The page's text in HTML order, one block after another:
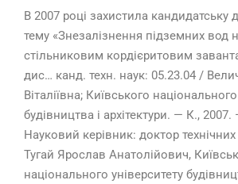
В 2007 році захистила кандидатську
тему «Знезалізнення підземних вод
стільниковим кордієритовим
дис… канд. техн. наук: 05.23.04 /
Віталіївна; Київського
будівництва і архітектури. — К.,
Науковий керівник: доктор
Тугай Ярослав Анатолійович,
національного університету